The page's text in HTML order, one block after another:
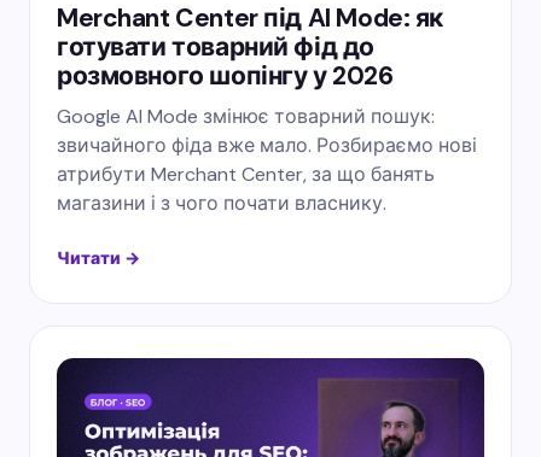
Merchant Center під AI Mode: як
готувати товарний фід до
розмовного шопінгу у 2026
Google AI Mode змінює товарний пошук:
звичайного фіда вже мало. Розбираємо нові
атрибути Merchant Center, за що банять
магазини і з чого почати власнику.
Читати →